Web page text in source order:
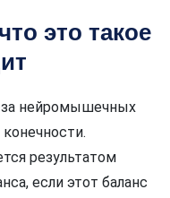
это такое
за нейромышечных
результатом
если этот баланс